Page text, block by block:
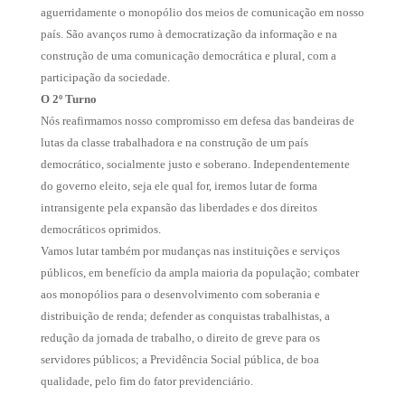
aguerridamente o monopólio dos meios de comunicação em nosso
país. São avanços rumo à democratização da informação e na
construção de uma comunicação democrática e plural, com a
participação da sociedade.
O 2º Turno
Nós reafirmamos nosso compromisso em defesa das bandeiras de
lutas da classe trabalhadora e na construção de um país
democrático, socialmente justo e soberano. Independentemente
do governo eleito, seja ele qual for, iremos lutar de forma
intransigente pela expansão das liberdades e dos direitos
democráticos oprimidos.
Vamos lutar também por mudanças nas instituições e serviços
públicos, em benefício da ampla maioria da população; combater
aos monopólios para o desenvolvimento com soberania e
distribuição de renda; defender as conquistas trabalhistas, a
redução da jornada de trabalho, o direito de greve para os
servidores públicos; a Previdência Social pública, de boa
qualidade, pelo fim do fator previdenciário.